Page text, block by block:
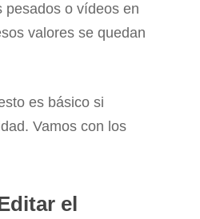
pesados o vídeos en
valores se quedan
es básico si
Vamos con los
el